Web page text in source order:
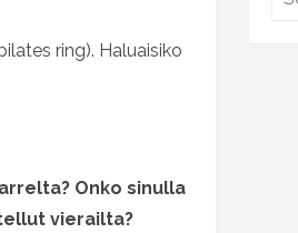
ring). Haluaisiko
Onko sinulla
vierailta?